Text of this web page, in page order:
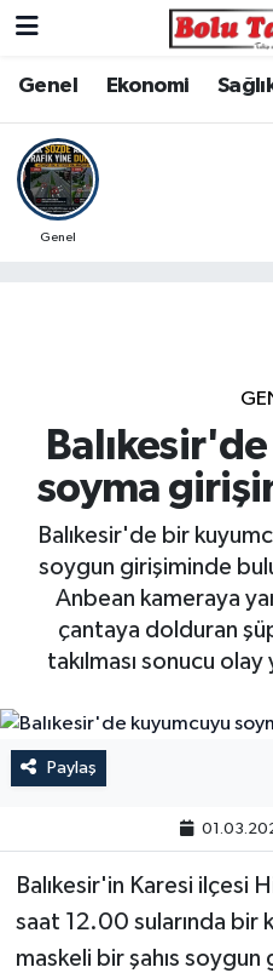
Genel Ekonomi
Genel
soyma
Balıkesir'de bir
soygun girişiminde
Anbean kameraya
çantaya dolduran
takılması sonucu
Paylaş
Balıkesir'in Karesi ilçesi
saat 12.00 sularında bir
maskeli bir şahıs